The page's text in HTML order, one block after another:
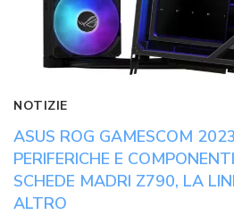
NOTIZIE
ASUS ROG GAMESCOM
PERIFERICHE E
SCHEDE MADRI Z790, LA
ALTRO